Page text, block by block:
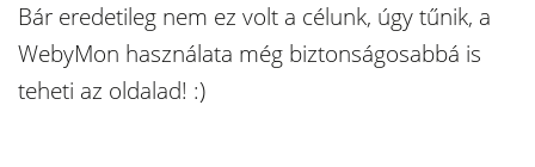
Bár eredetileg nem ez volt a célunk, úgy tűnik, a
WebyMon használata még biztonságosabbá is
teheti az oldalad! :)